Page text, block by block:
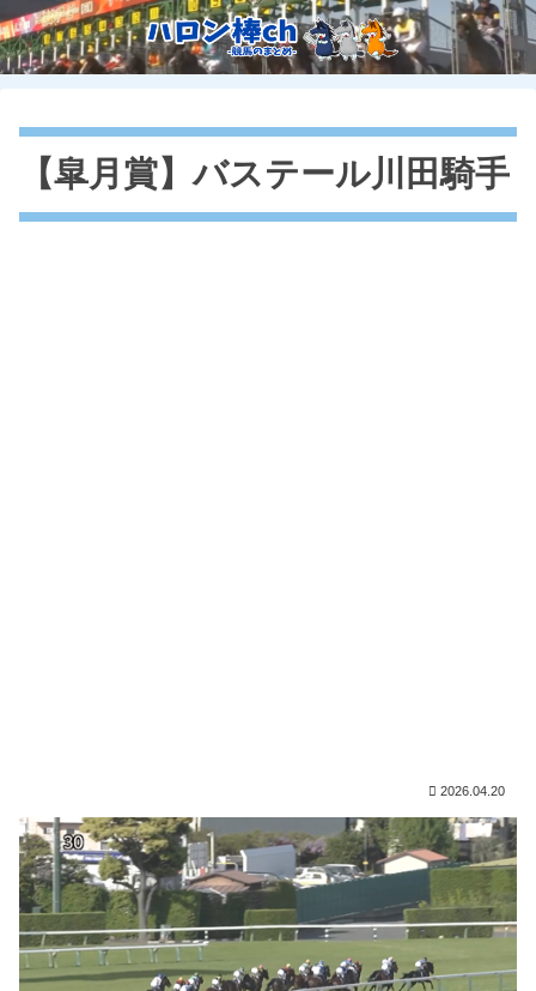
【皐月賞】バステール川田騎手
2026.04.20